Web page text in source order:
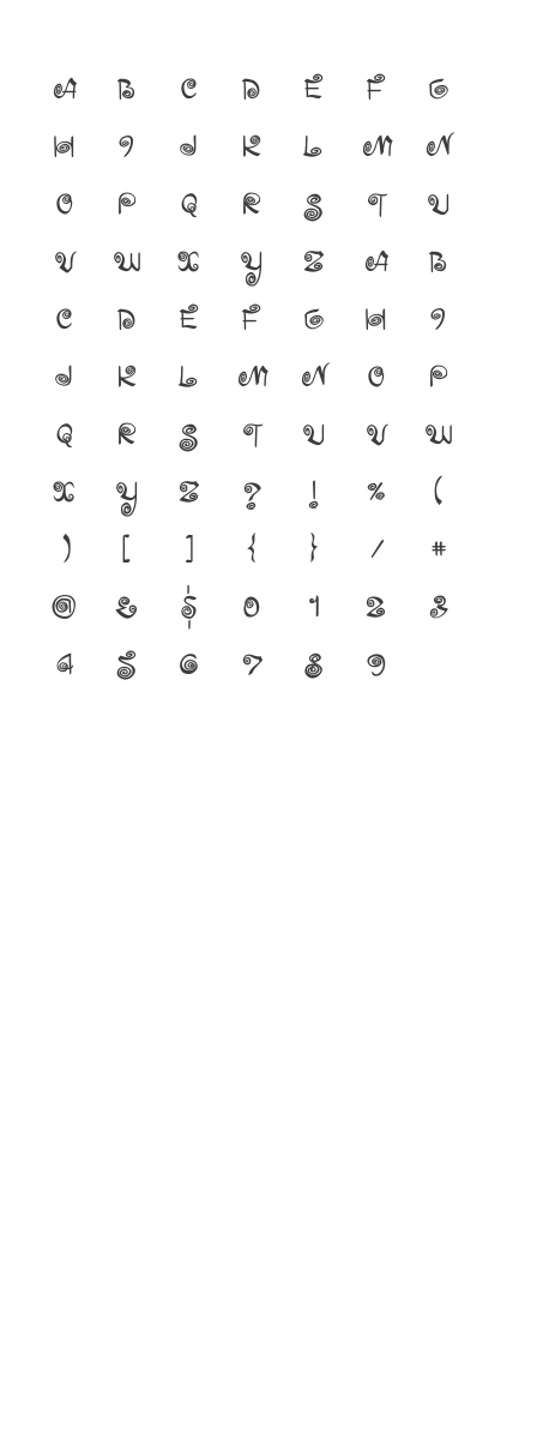
A B C D E F G
H I J K L M N
O P Q R S T U
V W X Y Z a b
c d e f g h i
j k l m n o p
q r s t u v w
x y z ? ! % (
) [ ] { } / #
@ & $ 0 1 2 3
4 5 6 7 8 9